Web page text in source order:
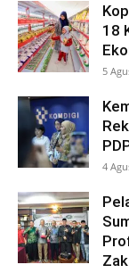
18
5
4